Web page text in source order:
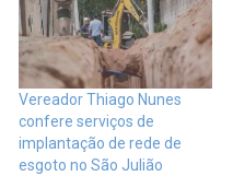
Vereador Thiago Nunes
confere serviços de
implantação de rede de
esgoto no São Julião